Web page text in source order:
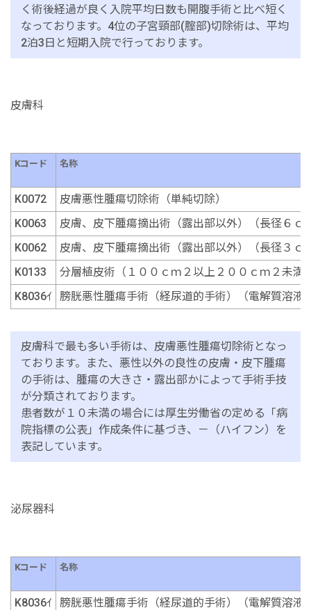
く術後経過が良く入院平均日数も開腹手術と比べ短く
なっております。4位の子宮頸部(腟部)切除術は、平均
2泊3日と短期入院で行っております。
皮膚科
Kコード 名称
K0072
皮膚悪性腫瘍切除術（単純切除）
K0063
皮膚、皮下腫瘍摘出術（露出部以外）（長径６ｃ
K0062
皮膚、皮下腫瘍摘出術（露出部以外）（長径３ｃ
K0133
分層植皮術（１００ｃｍ２以上２００ｃｍ２未満
K8036ｲ
膀胱悪性腫瘍手術（経尿道的手術）（電解質溶液
皮膚科で最も多い手術は、皮膚悪性腫瘍切除術となっ
ております。また、悪性以外の良性の皮膚・皮下腫瘍
の手術は、腫瘍の大きさ・露出部かによって手術手技
が分類されております。
患者数が１０未満の場合には厚生労働省の定める「病
院指標の公表」作成条件に基づき、－（ハイフン）を
表記しています。
泌尿器科
Kコード 名称
K8036ｲ
膀胱悪性腫瘍手術（経尿道的手術）（電解質溶液